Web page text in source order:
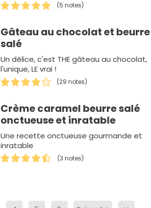
(5 notes)
Gâteau au chocolat et beurre
salé
Un délice, c'est THE gâteau au chocolat,
l'unique, LE vrai !
(29 notes)
Crème caramel beurre salé
onctueuse et inratable
Une recette onctueuse gourmande et
inratable
(3 notes)